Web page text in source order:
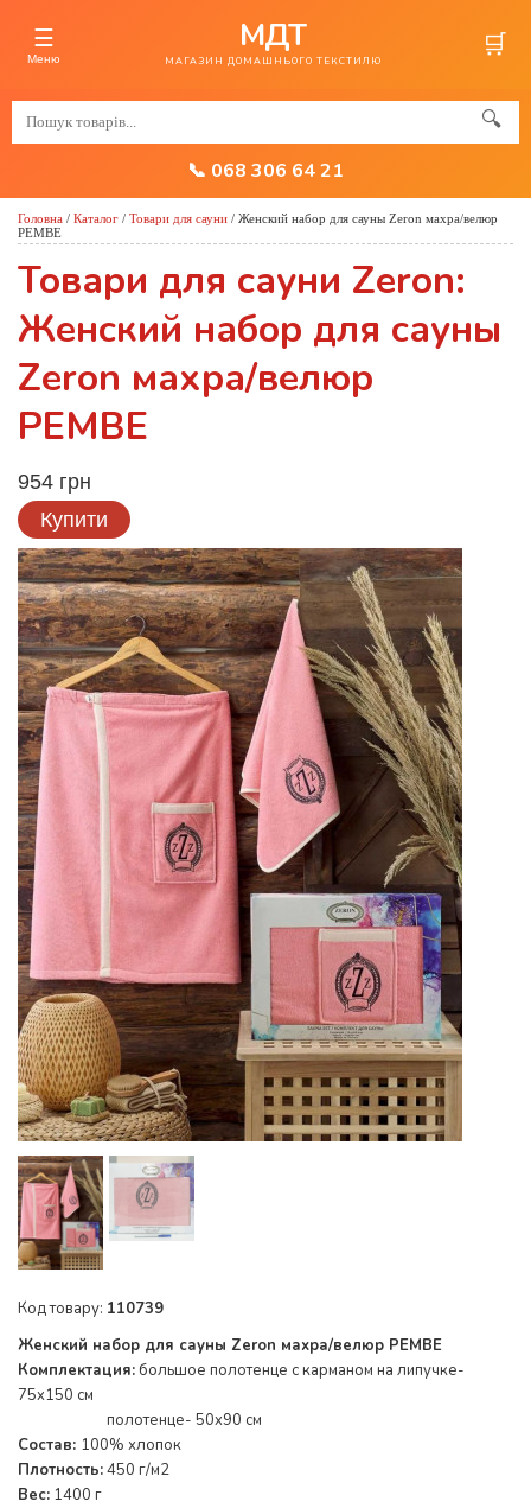
☰
Меню
МДТ
МАГАЗИН ДОМАШНЬОГО ТЕКСТИЛЮ 🛒
🔍
📞 068 306 64 21
Головна / Каталог / Товари для сауни / Женский набор для сауны Zeron махра/велюр
PEMBE
Товари для сауни Zeron:
Женский набор для сауны
Zeron махра/велюр
PEMBE
954 грн
Купити
Код товару: 110739
Женский набор для сауны Zeron махра/велюр PEMBE
Комплектация:большое полотенце с карманом на липучке-
75x150 см
полотенце- 50x90 см
Состав: 100% хлопок
Плотность:450 г/м2
Вес: 1400 г